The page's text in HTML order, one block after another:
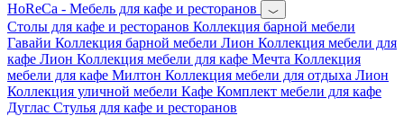
HoReCa - Мебель для кафе и ресторанов
Cтолы для кафе и ресторанов Коллекция барной мебели
Гавайи Коллекция барной мебели Лион Коллекция мебели для
кафе Лион Коллекция мебели для кафе Мечта Коллекция
мебели для кафе Милтон Коллекция мебели для отдыха Лион
Коллекция уличной мебели Кафе Комплект мебели для кафе
Дуглас Стулья для кафе и ресторанов